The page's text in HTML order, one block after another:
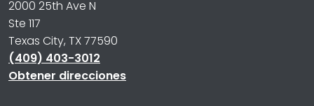
2000 25th Ave N
Ste 117
Texas City, TX 77590
(409) 403-3012
Obtener direcciones